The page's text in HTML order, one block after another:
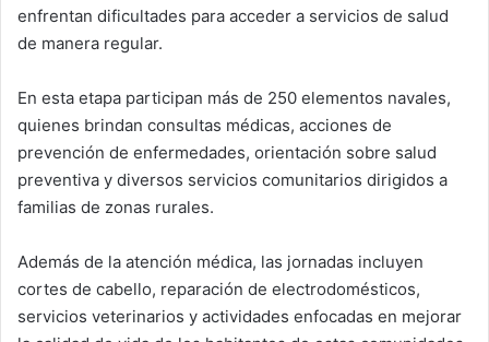
enfrentan dificultades para acceder a servicios de salud
de manera regular.
En esta etapa participan más de 250 elementos navales,
quienes brindan consultas médicas, acciones de
prevención de enfermedades, orientación sobre salud
preventiva y diversos servicios comunitarios dirigidos a
familias de zonas rurales.
Además de la atención médica, las jornadas incluyen
cortes de cabello, reparación de electrodomésticos,
servicios veterinarios y actividades enfocadas en mejorar